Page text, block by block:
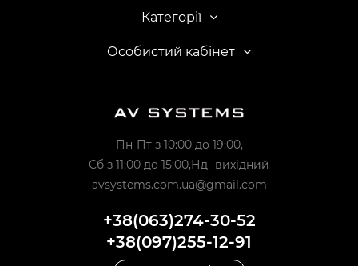
Категорії
Особистий кабінет
Пн-Пт з 10:00 до 19:00,
Сб з 11:00 до 15:00,Нд- вихідний
avsystems.com.ua@gmail.com
+38(063)274-30-52
+38(097)255-12-91